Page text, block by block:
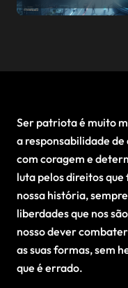
Ser patriota é muito
a responsabilidade
com coragem e
luta pelos direitos
nossa história,
liberdades que nos
nosso dever
as suas formas, sem
que é errado.